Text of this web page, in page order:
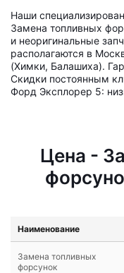
Наши
Замена топливных
и неоригинальные
располагаются в
(Химки, Балашиха).
Скидки постоянным
Форд Эксплорер 5:
Цена -
Наименование
Замена топливных
форсунок